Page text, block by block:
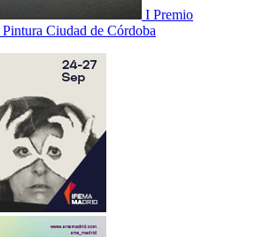
I Premio
Ciudad de Córdoba